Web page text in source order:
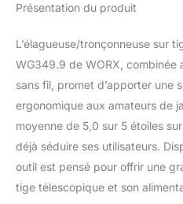
tronçonneuse électrique
automatique de la
tension optimale lors
à chaîne produit 1:
élagueuse et
possède un angle
types de coupe - De
également être utilisé
chaîne possède une
pivotante pour une
Présentation du produit
L’élagueuse/tronçonneuse sur
WG349.9 de WORX, combinée
sans fil, promet d’apporter une
ergonomique aux amateurs de
moyenne de 5,0 sur 5 étoiles
déjà séduire ses utilisateurs.
outil est pensé pour offrir une
tige télescopique et son